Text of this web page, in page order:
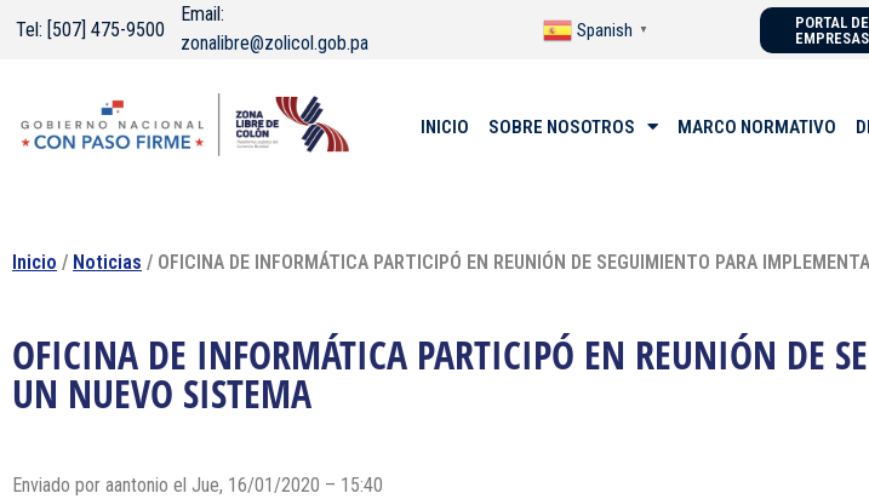
Tel: [507] 475-9500
Email:
zonalibre@zolicol.gob.pa
Spanish ▼
PORTAL DE
EMPRESAS
INICIO SOBRE NOSOTROS MARCO NORMATIVO
Inicio / Noticias / OFICINA DE INFORMÁTICA PARTICIPÓ EN REUNIÓN DE SEGUIMIENTO PARA
OFICINA DE INFORMÁTICA PARTICIPÓ EN REUNIÓN DE
UN NUEVO SISTEMA
Enviado por aantonio el Jue, 16/01/2020 – 15:40